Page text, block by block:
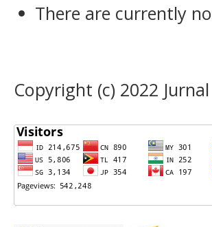
There are currently
Copyright (c) 2022